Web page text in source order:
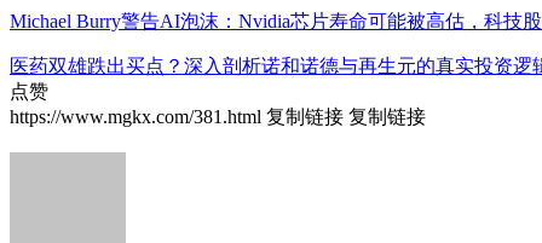
Michael Burry警告AI泡沫：Nvidia芯片寿命可能被高估，科技
医药双雄跌出买点？深入剖析诺和诺德与再生元的真实投资逻
点赞
https://www.mgkx.com/381.html 复制链接 复制链接